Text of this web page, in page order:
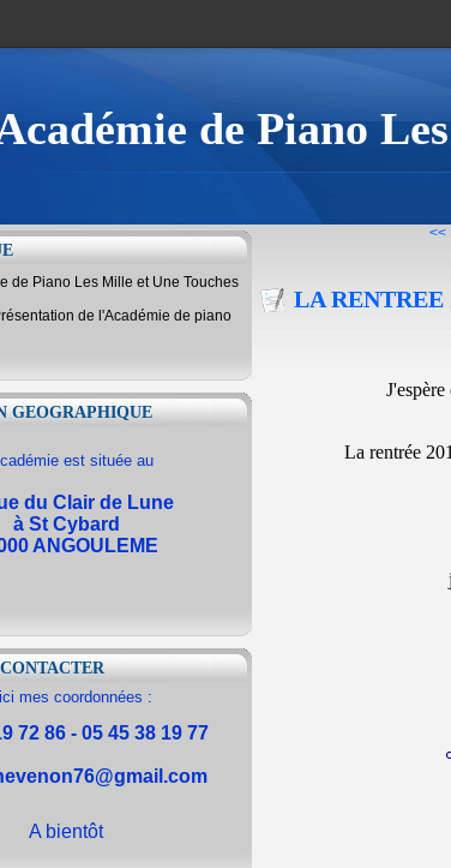
de Piano
de Piano Les Mille et Une Touches
de l'Académie de piano
GEOGRAPHIQUE
est située au
du Clair de Lune
à St Cybard
ANGOULEME
mes coordonnées :
72 86 - 05 45 38 19 77
A bientôt
<<
LA RENTREE
La rentrée